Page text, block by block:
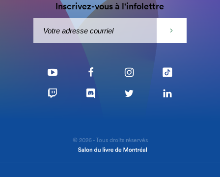
Inscrivez-vous à l'infolettre
© 2026 - Tous droits réservés